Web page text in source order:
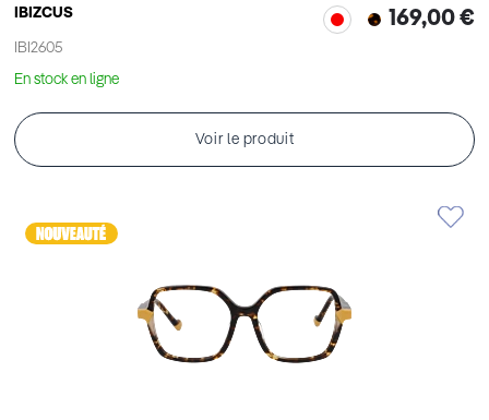
IBIZCUS
IBI2605
169,00 €
En stock en ligne
Voir le produit